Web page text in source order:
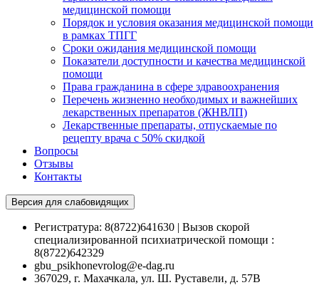
медицинской помощи
Порядок и условия оказания медицинской помощи
в рамках ТПГГ
Сроки ожидания медицинской помощи
Показатели доступности и качества медицинской
помощи
Права гражданина в сфере здравоохранения
Перечень жизненно необходимых и важнейших
лекарственных препаратов (ЖНВЛП)
Лекарственные препараты, отпускаемые по
рецепту врача с 50% скидкой
Вопросы
Отзывы
Контакты
Версия для слабовидящих
Регистратура: 8(8722)641630 | Вызов скорой
специализированной психиатрической помощи :
8(8722)642329
gbu_psikhonevrolog@e-dag.ru
367029, г. Махачкала, ул. Ш. Руставели, д. 57В